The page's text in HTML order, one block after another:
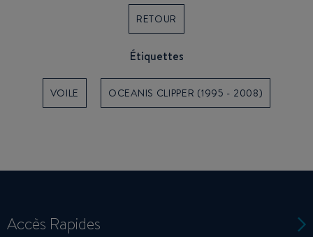
RETOUR
Étiquettes
VOILE OCEANIS CLIPPER (1995 - 2008)
Accès Rapides